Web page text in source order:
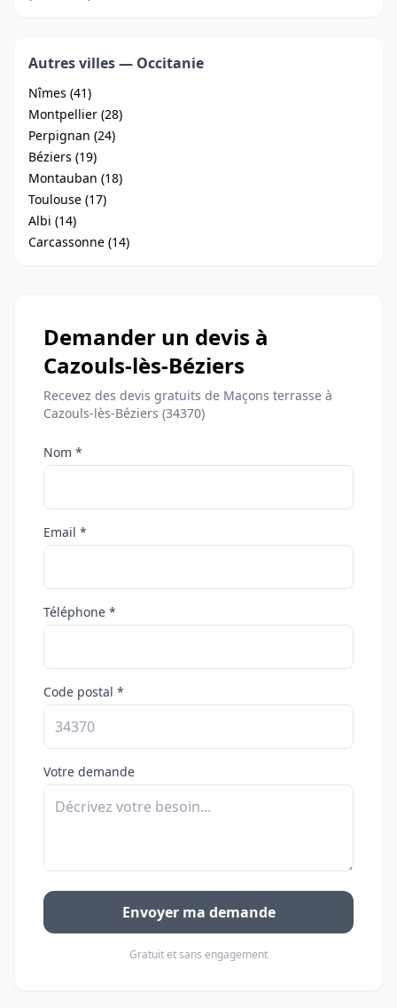
Autres villes — Occitanie
Nîmes (41)
Montpellier (28)
Perpignan (24)
Béziers (19)
Montauban (18)
Toulouse (17)
Albi (14)
Carcassonne (14)
Demander un devis à
Cazouls-lès-Béziers
Recevez des devis gratuits de Maçons terrasse à
Cazouls-lès-Béziers (34370)
Nom *
Email *
Téléphone *
Code postal *
Votre demande
Envoyer ma demande
Gratuit et sans engagement